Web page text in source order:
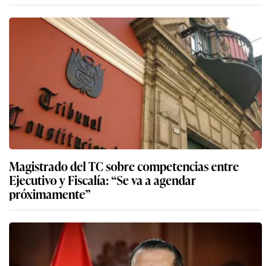
Magistrado del TC sobre competencias entre
Ejecutivo y Fiscalía: “Se va a agendar
próximamente”